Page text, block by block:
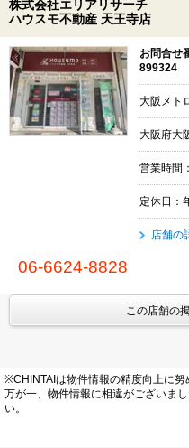
株式会社エリアリサーチ
ハウスモ不動産 天王寺店
お問合せ
899324
大阪メト
大阪府大
営業時間
定休日：
店舗の
06-6624-8828
この店舗の
※CHINTAIは物件情報の精度向上に努
万が一、物件情報に相違がございまし
い。